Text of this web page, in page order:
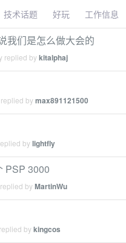
技术话题 好玩 工作信息
我们是怎么做大会的
replied bykitalphaj
bymax891121500
bylightfly
PSP 3000
byMartinWu
bykingcos